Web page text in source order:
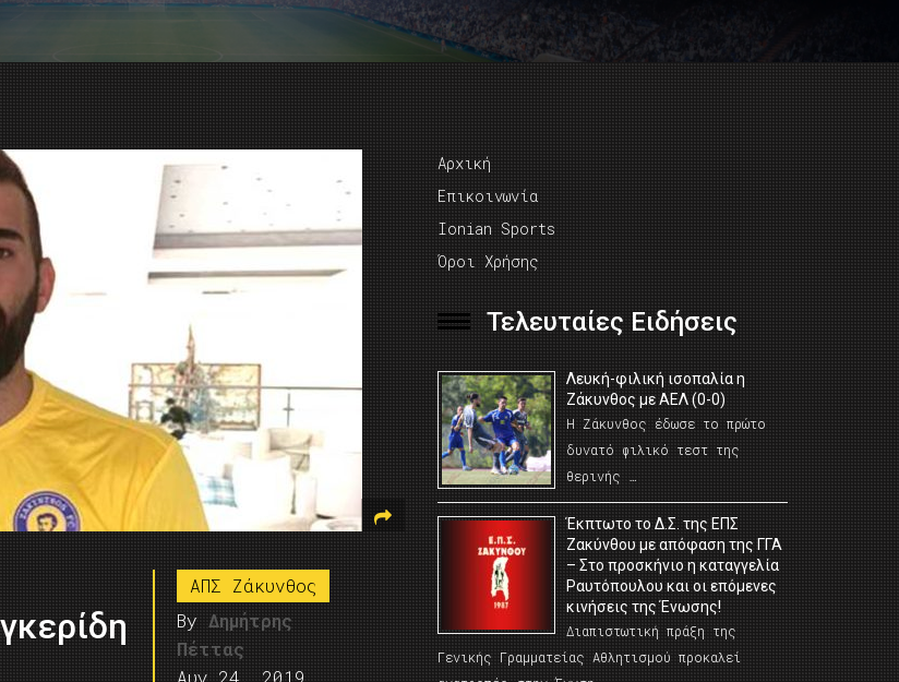
ΑΠΣ Ζάκυνθος
By Δημήτρης
Πέττας
Αυγ 24, 2019
Αρχική
Επικοινωνία
Ionian Sports
Όροι Χρήσης
Τελευταίες Ειδήσεις
Λευκή-φιλική ισοπαλία η
Ζάκυνθος με ΑΕΛ (0-0)
Η Ζάκυνθος έδωσε το πρώτο
δυνατό φιλικό τεστ της
θερινής …
Έκπτωτο το Δ.Σ. της ΕΠΣ
Ζακύνθου με απόφαση της ΓΓΑ
– Στο προσκήνιο η καταγγελία
Ραυτόπουλου και οι επόμενες
κινήσεις της Ένωσης!
Διαπιστωτική πράξη της
Γενικής Γραμματείας Αθλητισμού προκαλεί